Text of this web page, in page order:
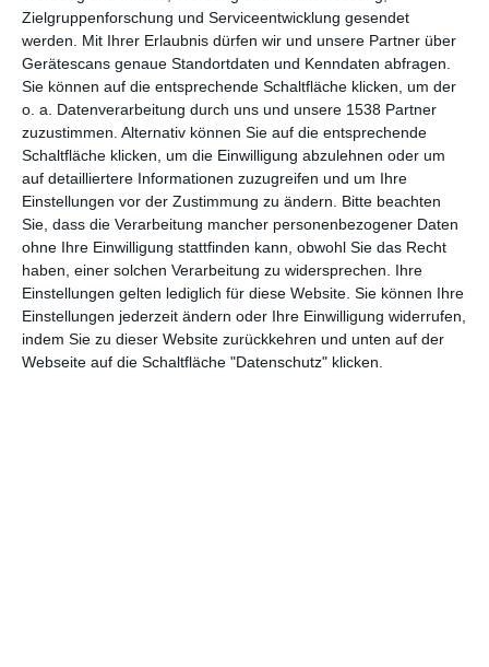
Zielgruppenforschung und Serviceentwicklung gesendet
werden.
Mit Ihrer Erlaubnis dürfen wir und unsere Partner über
Gerätescans genaue Standortdaten und Kenndaten abfragen.
Sie können auf die entsprechende Schaltfläche klicken, um der
o. a. Datenverarbeitung durch uns und unsere 1538 Partner
zuzustimmen. Alternativ können Sie auf die entsprechende
Schaltfläche klicken, um die Einwilligung abzulehnen oder um
auf detailliertere Informationen zuzugreifen und um Ihre
Einstellungen vor der Zustimmung zu ändern.
Bitte beachten
Sie, dass die Verarbeitung mancher personenbezogener Daten
ohne Ihre Einwilligung stattfinden kann, obwohl Sie das Recht
haben, einer solchen Verarbeitung zu widersprechen. Ihre
Einstellungen gelten lediglich für diese Website. Sie können Ihre
Einstellungen jederzeit ändern oder Ihre Einwilligung widerrufen,
indem Sie zu dieser Website zurückkehren und unten auf der
Webseite auf die Schaltfläche "Datenschutz" klicken.
sich letztlich auf die visuelle Wahrnehmung der Küche und
die stilistische Konsistenz aus.
In Küchen, in denen Arbeitsplatten aus Holz oder
Holzwerkstoffen dominieren, gibt es zahlreiche
Möglichkeiten. Angefangen bei extrem langlebigen Spülen
aus Stahl, die bis zu mehreren Jahrzehnten in
einwandfreiem Zustand bleiben und wechselnden Moden
trotzen. In hellen und gemütlichen Küchen im
skandinavischen Stil ist eine Spüle in Weiß, Beige oder Ecru
eine gute Idee. Für moderne Küchen, in denen die
Arbeitsplatte aus Holz die Hauptrolle spielt, ist eine
kontrastierende Spüle in dunklem Schwarz ideal. Diese
Farbkombination wirkt sehr elegant.